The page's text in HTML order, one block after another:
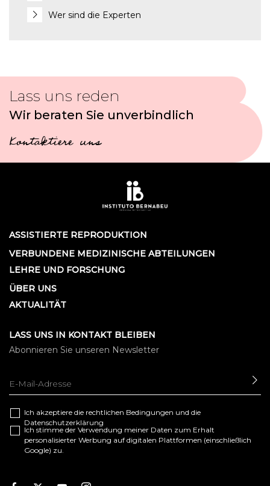
Wer sind die Experten
Lass uns reden
Wir beraten Sie unverbindlich
Kontaktiere uns
ASSISTIERTE REPRODUKTION
VERBUNDENE MEDIZINISCHE ABTEILUNGEN
LEHRE UND FORSCHUNG
ÜBER UNS
AKTUALITÄT
LASS UNS IN KONTAKT BLEIBEN
Abonnieren Sie unseren Newsletter
Ich akzeptiere die rechtlichen Bedingungen und die
Datenschutzerklärung
Ich stimme der Verwendung meiner Daten zum Erhalt
personalisierter Werbung auf digitalen Plattformen (einschließlich
Google) zu.